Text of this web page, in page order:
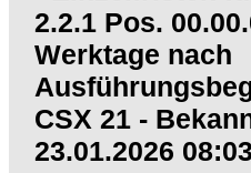
2.2.1 Pos.
Werktage nach
CSX 21 -
23.01.2026